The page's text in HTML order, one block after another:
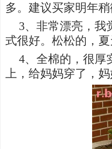
多。建议买家明年
3、非常漂亮，我
式很好。松松的，
4、全棉的，很厚
上，给妈妈穿了，